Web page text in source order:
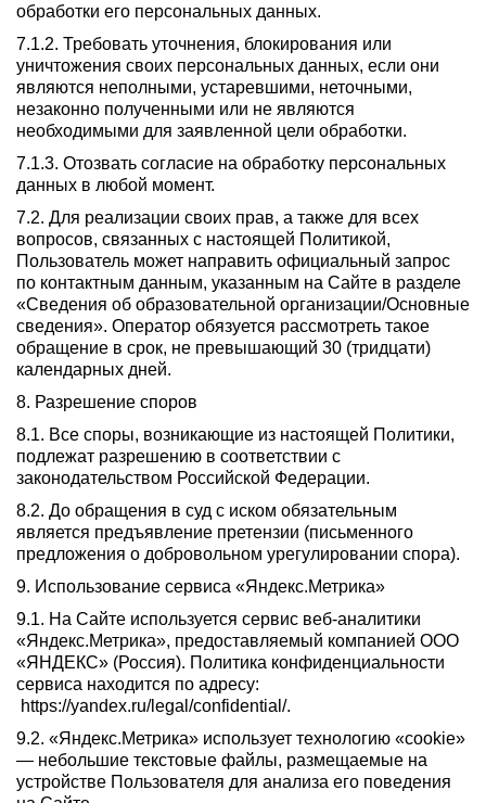
обработки его персональных данных.
7.1.2. Требовать уточнения, блокирования или
уничтожения своих персональных данных, если они
являются неполными, устаревшими, неточными,
незаконно полученными или не являются
необходимыми для заявленной цели обработки.
7.1.3. Отозвать согласие на обработку персональных
данных в любой момент.
7.2. Для реализации своих прав, а также для всех
вопросов, связанных с настоящей Политикой,
Пользователь может направить официальный запрос
по контактным данным, указанным на Сайте в разделе
«Сведения об образовательной организации/Основные
сведения». Оператор обязуется рассмотреть такое
обращение в срок, не превышающий 30 (тридцати)
календарных дней.
8. Разрешение споров
8.1. Все споры, возникающие из настоящей Политики,
подлежат разрешению в соответствии с
законодательством Российской Федерации.
8.2. До обращения в суд с иском обязательным
является предъявление претензии (письменного
предложения о добровольном урегулировании спора).
9. Использование сервиса «Яндекс.Метрика»
9.1. На Сайте используется сервис веб-аналитики
«Яндекс.Метрика», предоставляемый компанией ООО
«ЯНДЕКС» (Россия). Политика конфиденциальности
сервиса находится по адресу:
https://yandex.ru/legal/confidential/.
9.2. «Яндекс.Метрика» использует технологию «cookie»
— небольшие текстовые файлы, размещаемые на
устройстве Пользователя для анализа его поведения